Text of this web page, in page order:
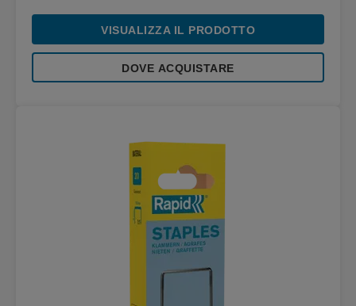
VISUALIZZA IL PRODOTTO
DOVE ACQUISTARE